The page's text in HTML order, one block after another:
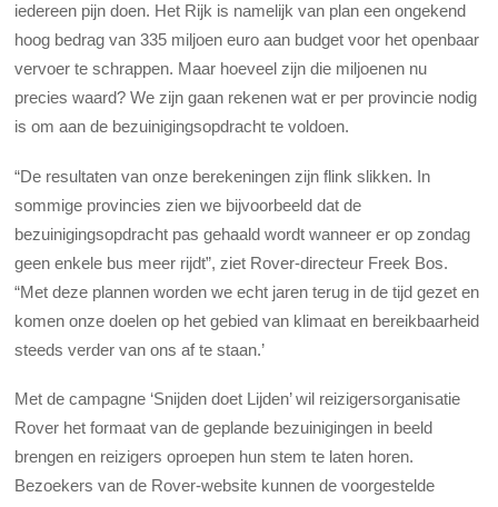
iedereen pijn doen. Het Rijk is namelijk van plan een ongekend
hoog bedrag van 335 miljoen euro aan budget voor het openbaar
vervoer te schrappen. Maar hoeveel zijn die miljoenen nu
precies waard? We zijn gaan rekenen wat er per provincie nodig
is om aan de bezuinigingsopdracht te voldoen.
“De resultaten van onze berekeningen zijn flink slikken. In
sommige provincies zien we bijvoorbeeld dat de
bezuinigingsopdracht pas gehaald wordt wanneer er op zondag
geen enkele bus meer rijdt”, ziet Rover-directeur Freek Bos.
“Met deze plannen worden we echt jaren terug in de tijd gezet en
komen onze doelen op het gebied van klimaat en bereikbaarheid
steeds verder van ons af te staan.’
Met de campagne ‘Snijden doet Lijden’ wil reizigersorganisatie
Rover het formaat van de geplande bezuinigingen in beeld
brengen en reizigers oproepen hun stem te laten horen.
Bezoekers van de Rover-website kunnen de voorgestelde